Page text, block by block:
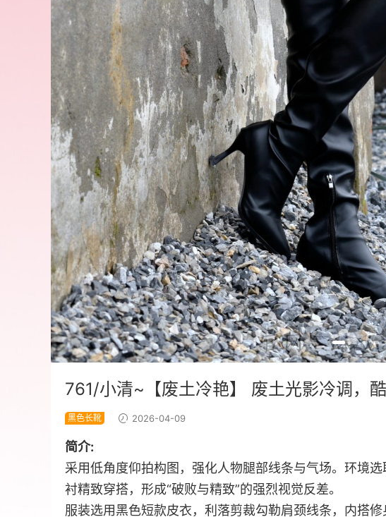
761/小清~【废土冷艳】 废土光影冷调，
黑色长靴 2026-04-09
简介:
采用低角度仰拍构图，强化人物腿部线条与气场。环境
衬精致穿搭，形成“破败与精致”的强烈视觉反差。
服装选用黑色短款皮衣，利落剪裁勾勒肩颈线条，内搭